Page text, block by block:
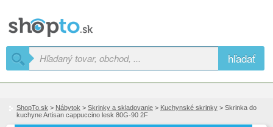
hľadať
ShopTo.sk > Nábytok > Skrinky a skladovanie > Kuchynské skrinky > Skrinka do
kuchyne Artisan cappuccino lesk 80G-90 2F